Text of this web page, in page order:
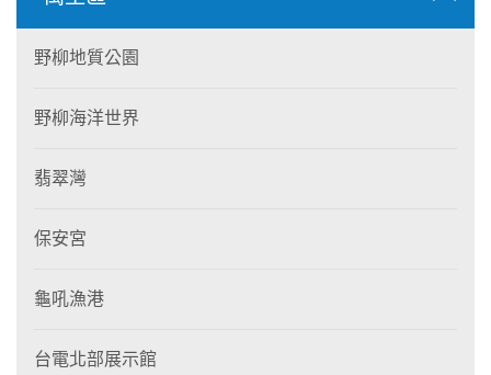
野柳地質公園
野柳海洋世界
翡翠灣
保安宮
龜吼漁港
台電北部展示館